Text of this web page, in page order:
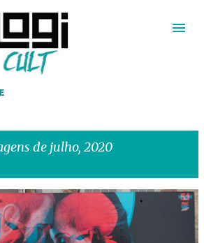
o conteúdo principal
de julho, 2020